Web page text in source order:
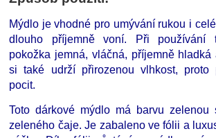
Mýdlo je vhodné pro umývání rukou i
dlouho příjemně voní. Při používání
pokožka jemná, vláčná, příjemně hladká
si také udrží přirozenou vlhkost, proto
pocit.
Toto dárkové mýdlo má barvu zelenou
zeleného čaje. Je zabaleno ve fólii a